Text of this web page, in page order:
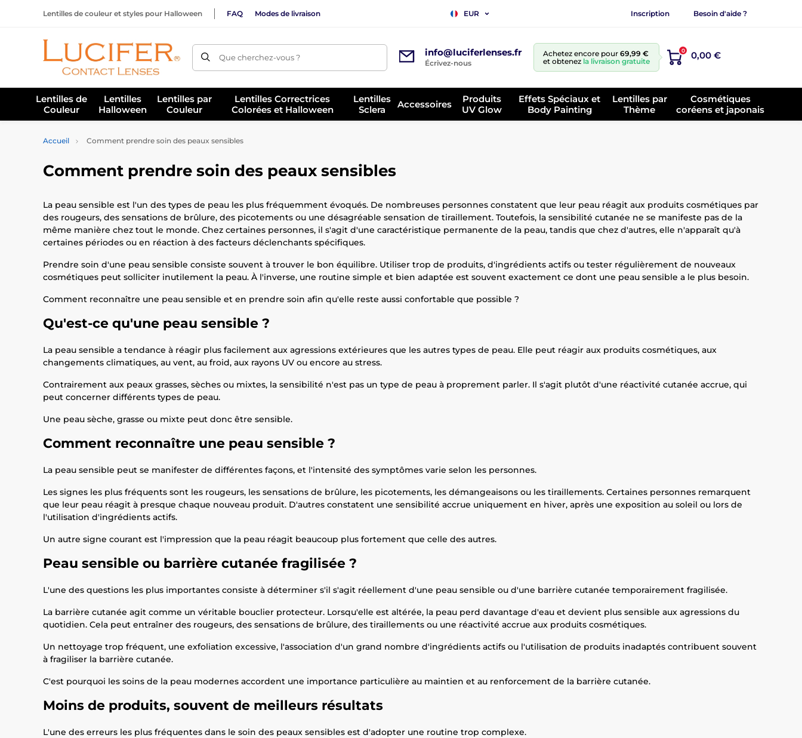
Lentilles de couleur et styles pour Halloween FAQ Modes de livraison EUR Inscription Besoin d'aide ?
Que cherchez-vous ? info@luciferlenses.fr
Écrivez-nous
Achetez encore pour 69,99 €
et obtenez la livraison gratuite
0 0,00 €
Lentilles de
Couleur
Lentilles
Halloween
Lentilles par
Couleur
Lentilles Correctrices
Colorées et Halloween
Lentilles
Sclera
Accessoires
Produits
UV Glow
Effets Spéciaux et
Body Painting
Lentilles par
Thème
Cosmétiques
coréens et japonais
Accueil Comment prendre soin des peaux sensibles
Comment prendre soin des peaux sensibles
La peau sensible est l'un des types de peau les plus fréquemment évoqués. De nombreuses personnes constatent que leur peau réagit aux produits cosmétiques par
des rougeurs, des sensations de brûlure, des picotements ou une désagréable sensation de tiraillement. Toutefois, la sensibilité cutanée ne se manifeste pas de la
même manière chez tout le monde. Chez certaines personnes, il s'agit d'une caractéristique permanente de la peau, tandis que chez d'autres, elle n'apparaît qu'à
certaines périodes ou en réaction à des facteurs déclenchants spécifiques.
Prendre soin d'une peau sensible consiste souvent à trouver le bon équilibre. Utiliser trop de produits, d'ingrédients actifs ou tester régulièrement de nouveaux
cosmétiques peut solliciter inutilement la peau. À l'inverse, une routine simple et bien adaptée est souvent exactement ce dont une peau sensible a le plus besoin.
Comment reconnaître une peau sensible et en prendre soin afin qu'elle reste aussi confortable que possible ?
Qu'est-ce qu'une peau sensible ?
La peau sensible a tendance à réagir plus facilement aux agressions extérieures que les autres types de peau. Elle peut réagir aux produits cosmétiques, aux
changements climatiques, au vent, au froid, aux rayons UV ou encore au stress.
Contrairement aux peaux grasses, sèches ou mixtes, la sensibilité n'est pas un type de peau à proprement parler. Il s'agit plutôt d'une réactivité cutanée accrue, qui
peut concerner différents types de peau.
Une peau sèche, grasse ou mixte peut donc être sensible.
Comment reconnaître une peau sensible ?
La peau sensible peut se manifester de différentes façons, et l'intensité des symptômes varie selon les personnes.
Les signes les plus fréquents sont les rougeurs, les sensations de brûlure, les picotements, les démangeaisons ou les tiraillements. Certaines personnes remarquent
que leur peau réagit à presque chaque nouveau produit. D'autres constatent une sensibilité accrue uniquement en hiver, après une exposition au soleil ou lors de
l'utilisation d'ingrédients actifs.
Un autre signe courant est l'impression que la peau réagit beaucoup plus fortement que celle des autres.
Peau sensible ou barrière cutanée fragilisée ?
L'une des questions les plus importantes consiste à déterminer s'il s'agit réellement d'une peau sensible ou d'une barrière cutanée temporairement fragilisée.
La barrière cutanée agit comme un véritable bouclier protecteur. Lorsqu'elle est altérée, la peau perd davantage d'eau et devient plus sensible aux agressions du
quotidien. Cela peut entraîner des rougeurs, des sensations de brûlure, des tiraillements ou une réactivité accrue aux produits cosmétiques.
Un nettoyage trop fréquent, une exfoliation excessive, l'association d'un grand nombre d'ingrédients actifs ou l'utilisation de produits inadaptés contribuent souvent
à fragiliser la barrière cutanée.
C'est pourquoi les soins de la peau modernes accordent une importance particulière au maintien et au renforcement de la barrière cutanée.
Moins de produits, souvent de meilleurs résultats
L'une des erreurs les plus fréquentes dans le soin des peaux sensibles est d'adopter une routine trop complexe.